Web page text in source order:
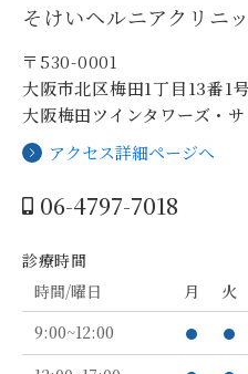
そけいヘルニアクリニ
〒530-0001
大阪市北区梅田1丁目13番1号
大阪梅田ツインタワーズ・
アクセス詳細ページへ
06-4797-7018
診療時間
時間/曜日
月 火
9:00~12:00